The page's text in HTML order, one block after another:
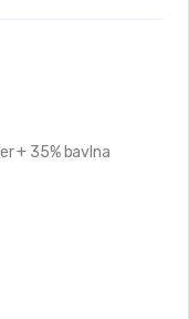
+ 35% bavlna